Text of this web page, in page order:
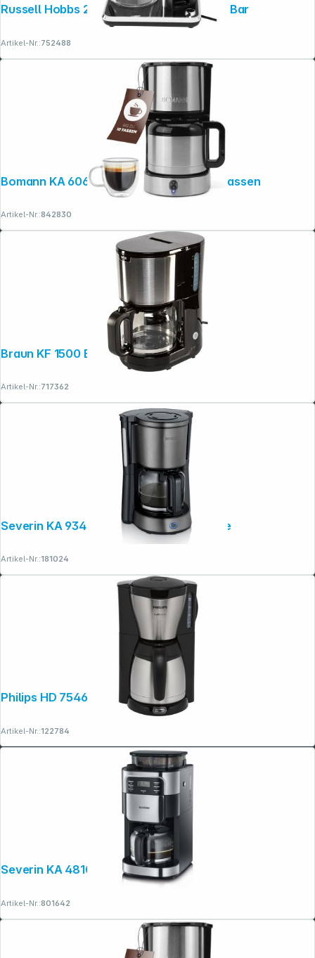
Russell Hobbs 26230-56 Attentiv Coffee Bar
Artikel-Nr.:752488
Bomann KA 6066 CB Kaffeeautomat 10 Tassen
Artikel-Nr.:842830
Braun KF 1500 BK PurShine
Artikel-Nr.:717362
Severin KA 9340 Dark Inox mit Glaskanne
Artikel-Nr.:181024
Philips HD 7546/20
Artikel-Nr.:122784
Severin KA 4810 mit Mahlwerk
Artikel-Nr.:801642